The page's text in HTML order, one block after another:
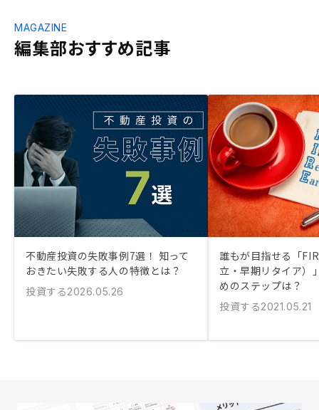
編集部おすすめ記事
MAGAZINE
不動産投資の失敗事例7選！ 知って
おきたい失敗する人の特徴とは？
投資する2026.05.26
誰もが目指せる「
立・早期リタイア）
めのステップは？
投資する2021.05.21